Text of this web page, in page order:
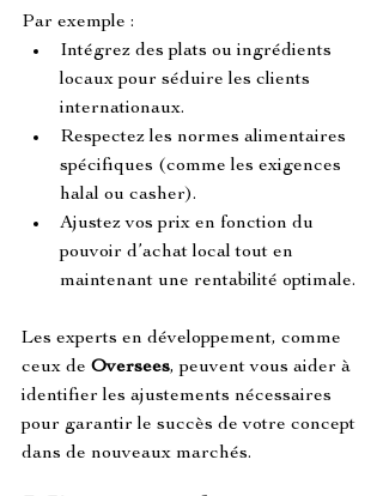
Par exemple :
Intégrez des plats ou ingrédients
locaux pour séduire les clients
internationaux.
Respectez les normes alimentaires
spécifiques (comme les exigences
halal ou casher).
Ajustez vos prix en fonction du
pouvoir d’achat local tout en
maintenant une rentabilité optimale.
Les experts en développement, comme
ceux de Oversees, peuvent vous aider à
identifier les ajustements nécessaires
pour garantir le succès de votre concept
dans de nouveaux marchés.